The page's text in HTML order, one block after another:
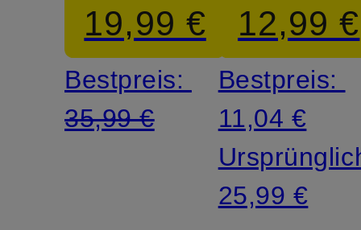
19,99 €
Bestpreis:
35,99 €
12,99 €
Bestpreis:
11,04 €
25,99 €